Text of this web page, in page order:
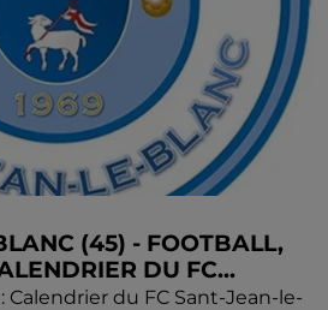
(45) - FOOTBALL,
DU FC...
Calendrier du FC Sant-Jean-le-